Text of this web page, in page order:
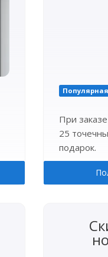
При
25
подарок.